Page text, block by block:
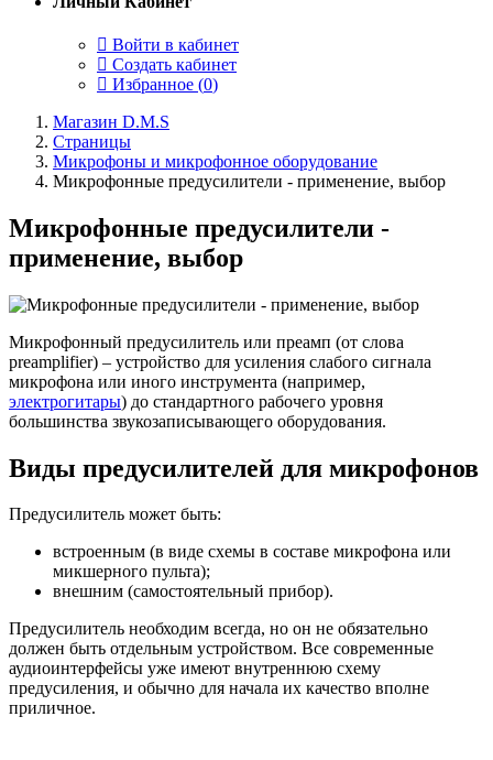
Войти в кабинет
Создать кабинет
Избранное (0)
Магазин D.M.S
Страницы
Микрофоны и микрофонное оборудование
Микрофонные предусилители - применение, выбор
Микрофонные предусилители -
применение, выбор
Микрофонный предусилитель или преамп (от слова
preamplifier) – устройство для усиления слабого сигнала
микрофона или иного инструмента (например,
электрогитары) до стандартного рабочего уровня
большинства звукозаписывающего оборудования.
Виды предусилителей для микрофонов
Предусилитель может быть:
встроенным (в виде схемы в составе микрофона или
микшерного пульта);
внешним (самостоятельный прибор).
Предусилитель необходим всегда, но он не обязательно
должен быть отдельным устройством. Все современные
аудиоинтерфейсы уже имеют внутреннюю схему
предусиления, и обычно для начала их качество вполне
приличное.